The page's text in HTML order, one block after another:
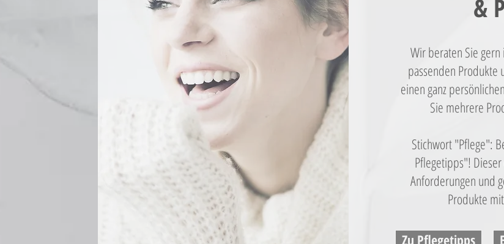
&
Wir beraten Sie
passenden Produkte
einen ganz
Sie mehrere
Stichwort "Pflege":
Pflegetipps"!
Anforderungen und
Produkte
Zu Pflegetipps